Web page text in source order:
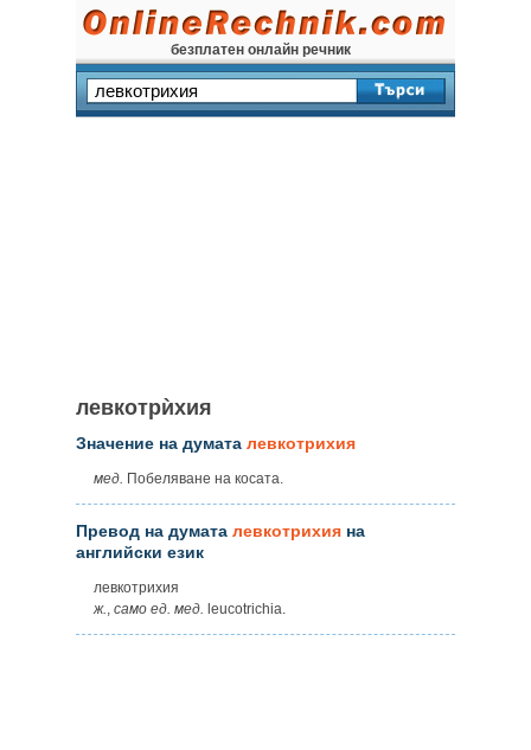
безплатен онлайн речник
левкотрѝхия
Значение на думата левкотрихия
мед. Побеляване на косата.
Превод на думата левкотрихия на
английски език
левкотрихия
ж. само ед. мед. leucotrichia.